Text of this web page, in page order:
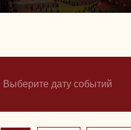
Выберите дату событий